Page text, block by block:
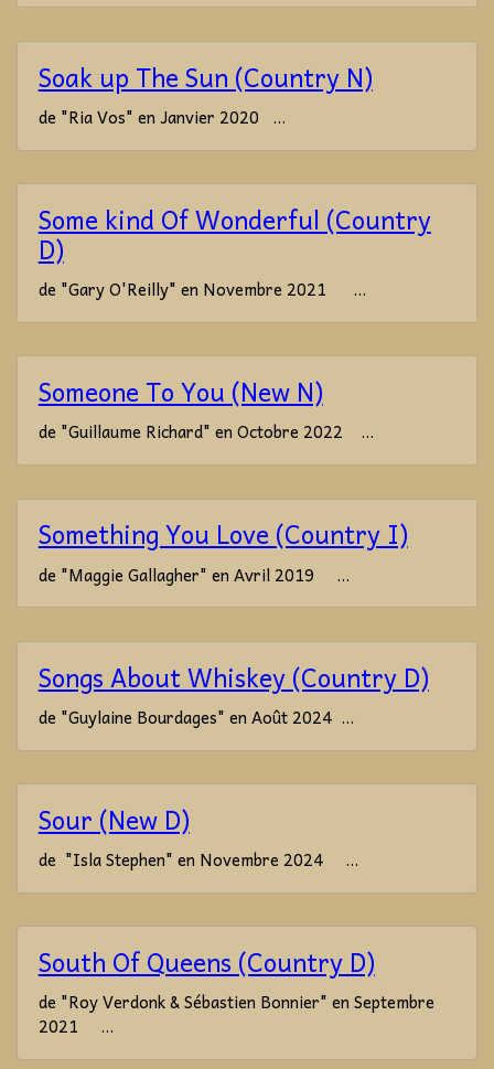
Soak up The Sun (Country N)
de "Ria Vos" en Janvier 2020 ...
Some kind Of Wonderful (Country
D)
de "Gary O'Reilly" en Novembre 2021 ...
Someone To You (New N)
de "Guillaume Richard" en Octobre 2022 ...
Something You Love (Country I)
de "Maggie Gallagher" en Avril 2019 ...
Songs About Whiskey (Country D)
de "Guylaine Bourdages" en Août 2024 ...
Sour (New D)
de "Isla Stephen" en Novembre 2024 ...
South Of Queens (Country D)
de "Roy Verdonk & Sébastien Bonnier" en Septembre
2021 ...